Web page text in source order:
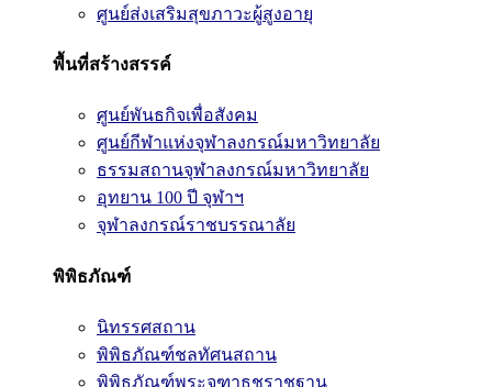
ศูนย์ส่งเสริมสุขภาวะผู้สูงอายุ
พื้นที่สร้างสรรค์
ศูนย์พันธกิจเพื่อสังคม
ศูนย์กีฬาแห่งจุฬาลงกรณ์มหาวิทยาลัย
ธรรมสถานจุฬาลงกรณ์มหาวิทยาลัย
อุทยาน 100 ปี จุฬาฯ
จุฬาลงกรณ์ราชบรรณาลัย
พิพิธภัณฑ์
นิทรรศสถาน
พิพิธภัณฑ์ชลทัศนสถาน
พิพิธภัณฑ์พระจุฑาธุชราชฐาน